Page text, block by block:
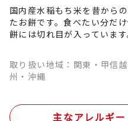
国内産水稲もち米を昔から
たお餅です。食べたい分だ
餅には切れ目が入っています
取り扱い地域：関東・甲信
州・沖縄
主なアレルギ